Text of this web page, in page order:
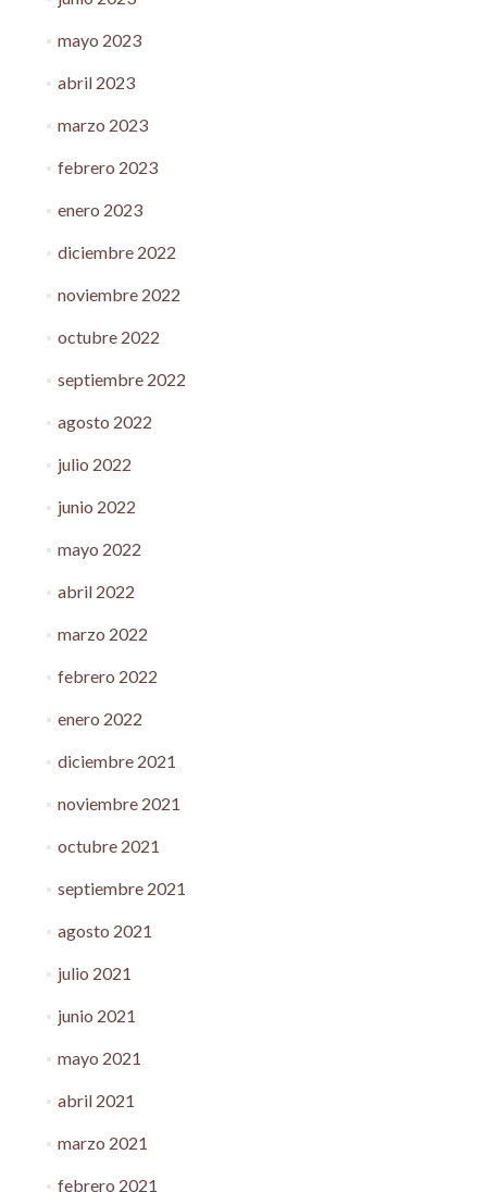
mayo 2023
abril 2023
marzo 2023
febrero 2023
enero 2023
diciembre 2022
noviembre 2022
octubre 2022
septiembre 2022
agosto 2022
julio 2022
junio 2022
mayo 2022
abril 2022
marzo 2022
febrero 2022
enero 2022
diciembre 2021
noviembre 2021
octubre 2021
septiembre 2021
agosto 2021
julio 2021
junio 2021
mayo 2021
abril 2021
marzo 2021
febrero 2021